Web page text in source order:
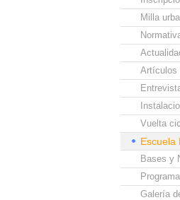
Milla
Artículos
Vuelta
Escuela
Bases y
Programa
Galería